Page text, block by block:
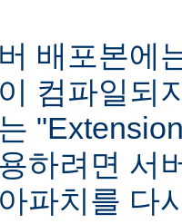
배포본에
컴파일되
하려면 서
파치를 다